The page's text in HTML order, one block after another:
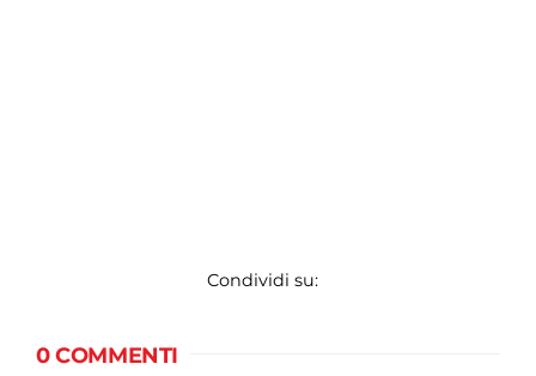
Condividi su:
0 COMMENTI